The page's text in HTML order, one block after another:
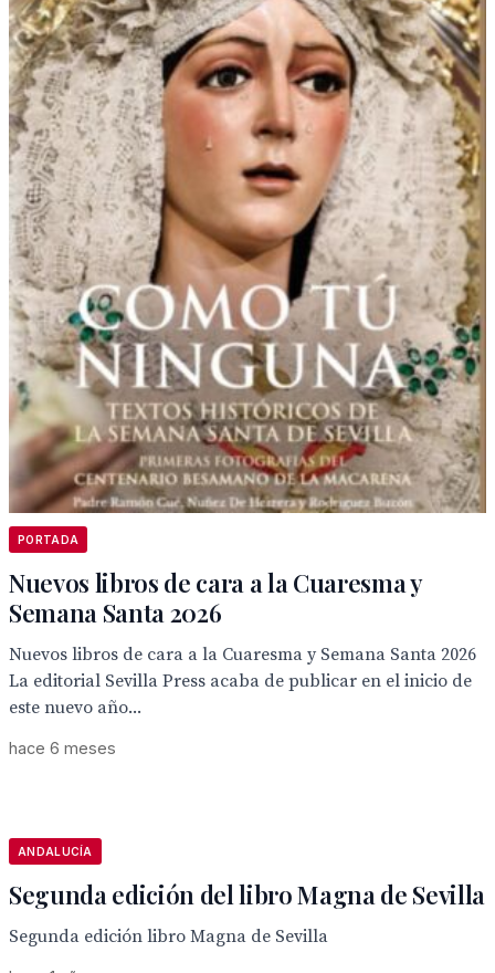
PORTADA
Nuevos libros de cara a la Cuaresma y
Semana Santa 2026
Nuevos libros de cara a la Cuaresma y Semana Santa 2026
La editorial Sevilla Press acaba de publicar en el inicio de
este nuevo año...
hace 6 meses
ANDALUCÍA
Segunda edición del libro Magna de Sevilla
Segunda edición libro Magna de Sevilla